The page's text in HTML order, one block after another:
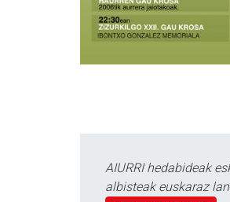
AIURRI hedabideak
albisteak euskaraz